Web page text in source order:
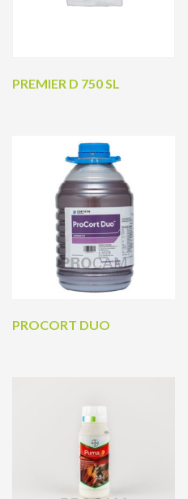
PREMIER D 750 SL
PROCORT DUO